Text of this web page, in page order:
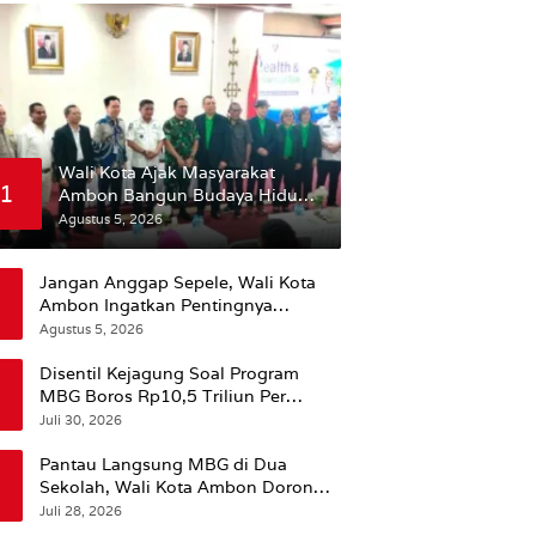
Wali Kota Ajak Masyarakat
Ambon Bangun Budaya Hidup
Sehat
Agustus 5, 2026
Jangan Anggap Sepele, Wali Kota
Ambon Ingatkan Pentingnya
Perencanaan Kesehatan
Agustus 5, 2026
Disentil Kejagung Soal Program
MBG Boros Rp10,5 Triliun Per
Tahun, Kepala BGN Sudaryono Beri
Juli 30, 2026
Pantau Langsung MBG di Dua
Sekolah, Wali Kota Ambon Dorong
Pemerataan Hingga Wilayah
Juli 28, 2026